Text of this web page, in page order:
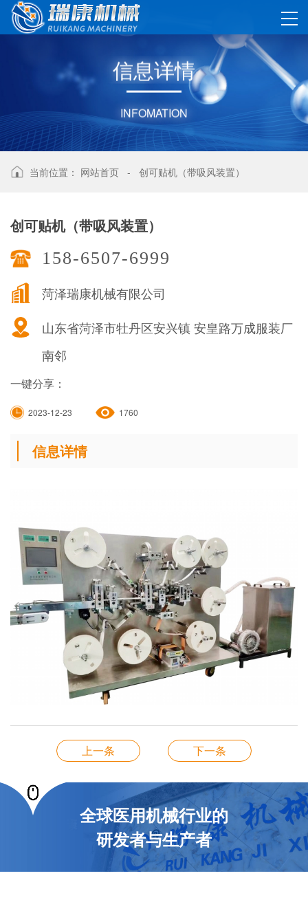
信息详情
INFOMATION
当前位置： 网站首页 - 创可贴机（带吸风装置）
创可贴机（带吸风装置）
158-6507-6999
菏泽瑞康机械有限公司
山东省菏泽市牡丹区安兴镇 安皇路万成服装厂
南邻
一键分享：
2023-12-23 1760
信息详情
上一条 下一条
全球医用机械行业的
研发者与生产者